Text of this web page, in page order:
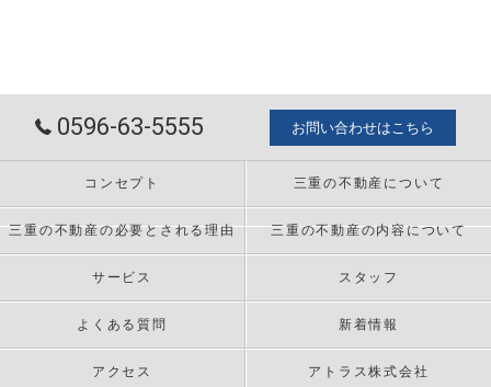
0596-63-5555 お問い合わせはこちら
コンセプト 三重の不動産について
三重の不動産の必要とされる理由 三重の不動産の内容について
サービス スタッフ
よくある質問 新着情報
アクセス アトラス株式会社